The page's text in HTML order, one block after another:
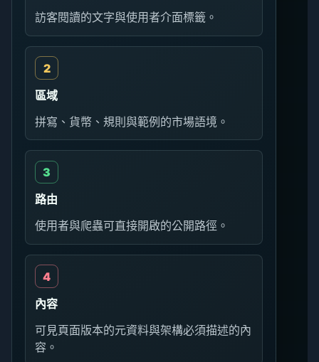
訪客閱讀的文字與使用者介面標籤。
區域
拼寫、貨幣、規則與範例的市場語境。
路由
使用者與爬蟲可直接開啟的公開路徑。
內容
可見頁面版本的元資料與架構必須描述的內
容。